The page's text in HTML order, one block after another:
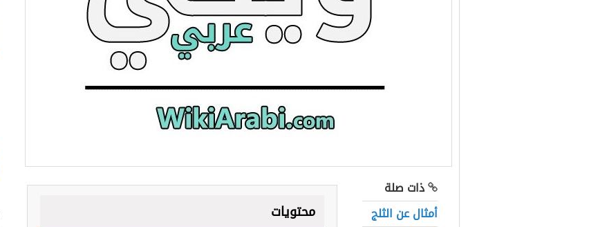
ذات صلة
أمثال عن الثلج
محتويات